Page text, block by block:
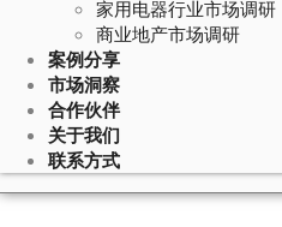
家用电器行业市场调研
商业地产市场调研
案例分享
市场洞察
合作伙伴
关于我们
联系方式
8557元！武汉
每隔一段时间